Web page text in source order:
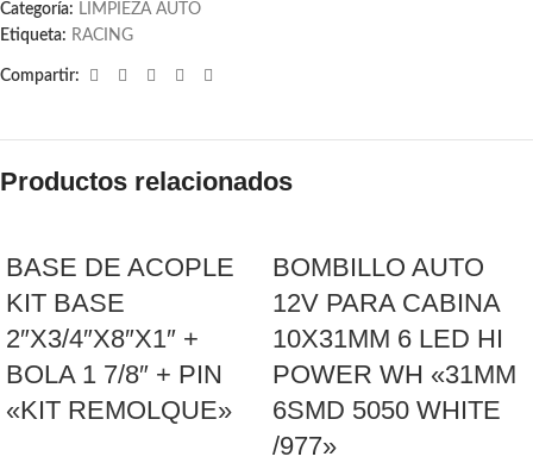
Categoría: LIMPIEZA AUTO
Etiqueta: RACING
Compartir:
Productos relacionados
BASE DE ACOPLE
KIT BASE
2″X3/4″X8″X1″ +
BOLA 1 7/8″ + PIN
«KIT REMOLQUE»
BOMBILLO AUTO
12V PARA CABINA
10X31MM 6 LED HI
POWER WH «31MM
6SMD 5050 WHITE
/977»